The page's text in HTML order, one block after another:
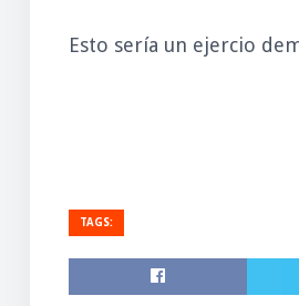
Esto sería un ejercio
TAGS: